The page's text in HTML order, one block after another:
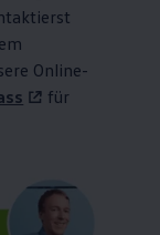
Online-
für